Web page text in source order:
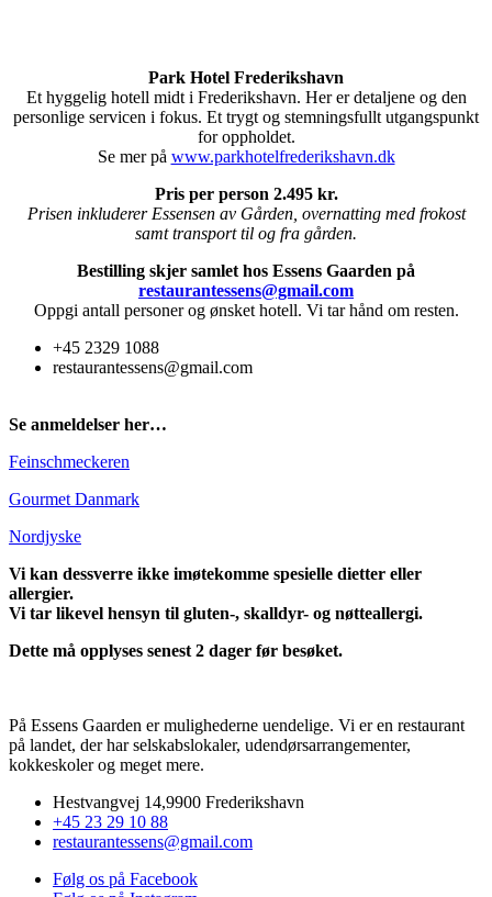
Park Hotel Frederikshavn
Et hyggelig hotell midt i Frederikshavn. Her er detaljene og den
personlige servicen i fokus. Et trygt og stemningsfullt utgangspunkt
for oppholdet.
Se mer på www.parkhotelfrederikshavn.dk
Pris per person 2.495 kr.
Prisen inkluderer Essensen av Gården, overnatting med frokost
samt transport til og fra gården.
Bestilling skjer samlet hos Essens Gaarden på
restaurantessens@gmail.com
Oppgi antall personer og ønsket hotell. Vi tar hånd om resten.
+45 2329 1088
restaurantessens@gmail.com
Se anmeldelser her…
Feinschmeckeren
Gourmet Danmark
Nordjyske
Vi kan dessverre ikke imøtekomme spesielle dietter eller
allergier.
Vi tar likevel hensyn til gluten-, skalldyr- og nøtteallergi.
Dette må opplyses senest 2 dager før besøket.
På Essens Gaarden er mulighederne uendelige. Vi er en restaurant
på landet, der har selskabslokaler, udendørsarrangementer,
kokkeskoler og meget mere.
Hestvangvej 14,9900 Frederikshavn
+45 23 29 10 88
restaurantessens@gmail.com
Følg os på Facebook